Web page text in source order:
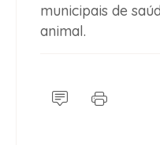
municipais de
animal.